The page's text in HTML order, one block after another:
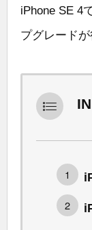
iPhone SE 4
プグレード